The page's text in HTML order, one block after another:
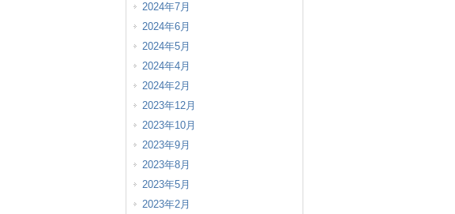
2024年7月
2024年6月
2024年5月
2024年4月
2024年2月
2023年12月
2023年10月
2023年9月
2023年8月
2023年5月
2023年2月